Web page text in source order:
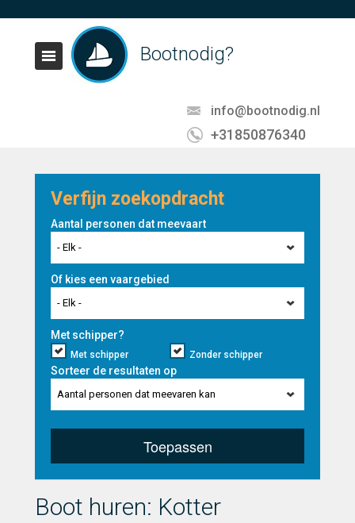
Bootnodig?
info@bootnodig.nl
+31850876340
Verfijn zoekopdracht
Aantal personen dat meevaart
- Elk -
Of kies een vaargebied
- Elk -
Met schipper?
Met schipper Zonder schipper
Sorteer de resultaten op
Aantal personen dat meevaren kan
Toepassen
Boot huren: Kotter